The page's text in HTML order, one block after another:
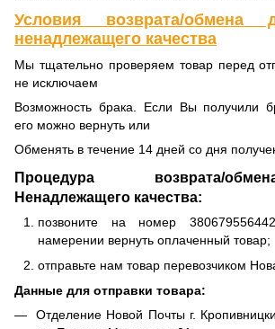
Условия возврата/обмена
ненадлежащего качества
Мы тщательно проверяем товар перед
не исключаем
Возможность брака. Если Вы получили
его можно вернуть или
Обменять в течение 14 дней со дня
Процедура возврата/
Ненадлежащего качества:
позвоните на номер
намерении вернуть оплаченный товар;
отправьте нам товар перевозчиком
Данные для отправки товара:
Отделение Новой Почты г.